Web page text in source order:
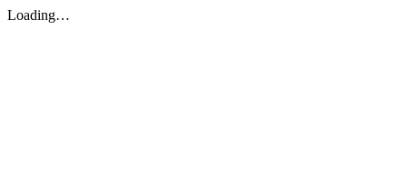
Loading…